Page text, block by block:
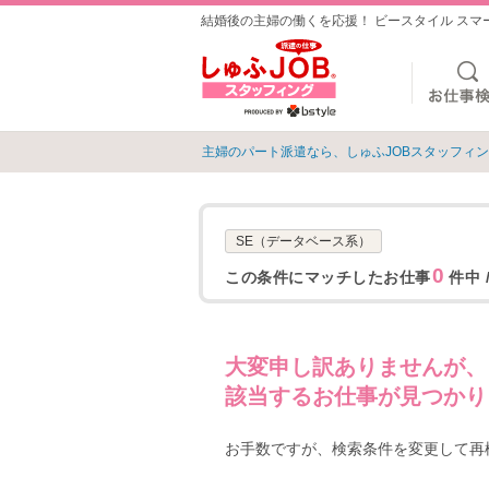
結婚後の主婦の働くを応援！ ビースタイル スマ
主婦のパート派遣なら、しゅふJOBスタッフィ
SE（データベース系）
この条件にマッチしたお仕事0 件中
大変申し訳ありませんが、
該当するお仕事が見つかり
お手数ですが、検索条件を変更して再